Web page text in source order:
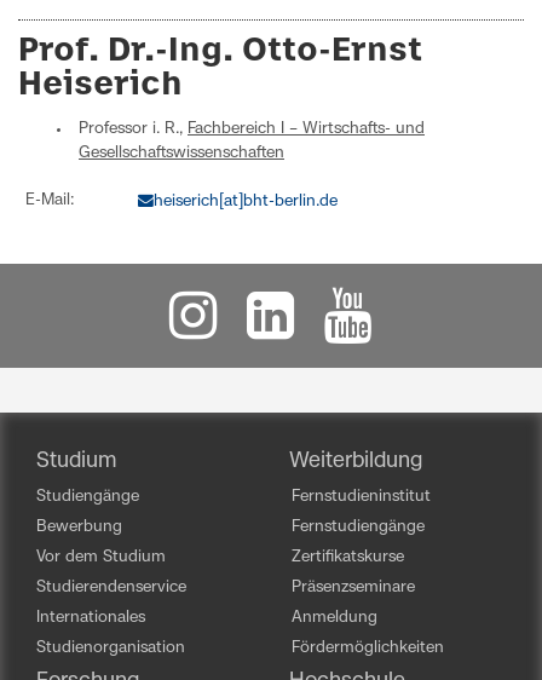
Prof. Dr.-Ing. Otto-Ernst
Heiserich
Professor i. R., Fachbereich I – Wirtschafts- und
Gesellschaftswissenschaften
E-Mail: heiserich[at]bht-berlin.de
Studium
Studiengänge
Bewerbung
Vor dem Studium
Studierendenservice
Internationales
Studienorganisation
Weiterbildung
Fernstudieninstitut
Fernstudiengänge
Zertifikatskurse
Präsenzseminare
Anmeldung
Fördermöglichkeiten